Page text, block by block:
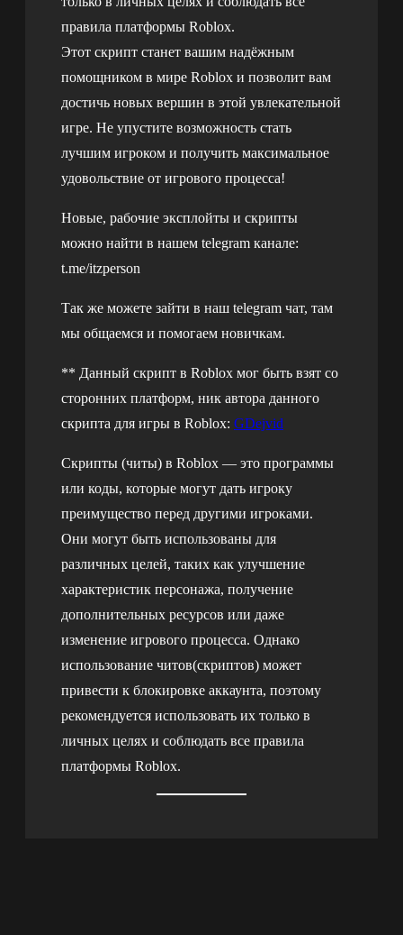
правила платформы Roblox.
Этот скрипт станет вашим надёжным
помощником в мире Roblox и позволит вам
достичь новых вершин в этой увлекательной
игре. Не упустите возможность стать
лучшим игроком и получить максимальное
удовольствие от игрового процесса!
Новые, рабочие эксплойты и скрипты
можно найти в нашем telegram канале:
t.me/itzperson
Так же можете зайти в наш telegram чат, там
мы общаемся и помогаем новичкам.
** Данный скрипт в Roblox мог быть взят со
сторонних платформ, ник автора данного
скрипта для игры в Roblox: GDejvid
Скрипты (читы) в Roblox — это программы
или коды, которые могут дать игроку
преимущество перед другими игроками.
Они могут быть использованы для
различных целей, таких как улучшение
характеристик персонажа, получение
дополнительных ресурсов или даже
изменение игрового процесса. Однако
использование читов(скриптов) может
привести к блокировке аккаунта, поэтому
рекомендуется использовать их только в
личных целях и соблюдать все правила
платформы Roblox.